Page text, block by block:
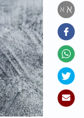
א א